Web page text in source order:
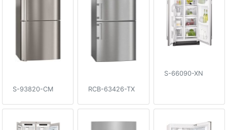
S-93820-CM RCB-63426-TX
S-66090-XN